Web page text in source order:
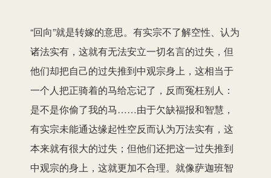
“回向”就是转嫁的意思。有实宗不了解空性、认为
诸法实有，这就有无法安立一切名言的过失，但
他们却把自己的过失推到中观宗身上，这相当于
一个人把正骑着的马给忘记了，反而冤枉别人：
是不是你偷了我的马……由于欠缺福报和智慧，
有实宗未能通达缘起性空反而认为万法实有，这
本来就有很大的过失；但他们还把这一过失推到
中观宗的身上，这就更加不合理。就像萨迦班智